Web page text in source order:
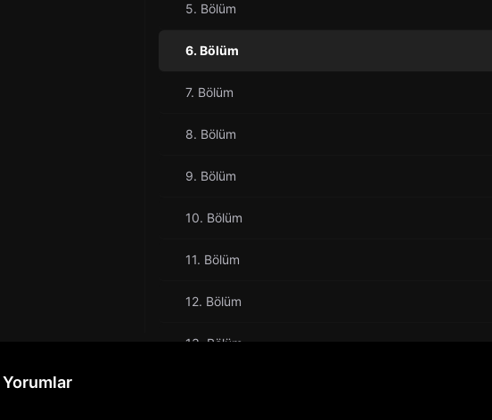
5. Bölüm
6. Bölüm
7. Bölüm
8. Bölüm
9. Bölüm
10. Bölüm
11. Bölüm
12. Bölüm
13. Bölüm
Yorumlar